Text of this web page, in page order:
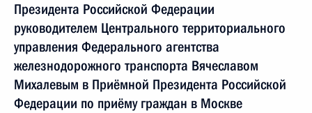
Президента Российской Федерации
руководителем Центрального территориального
управления Федерального агентства
железнодорожного транспорта Вячеславом
Михалевым в Приёмной Президента Российской
Федерации по приёму граждан в Москве